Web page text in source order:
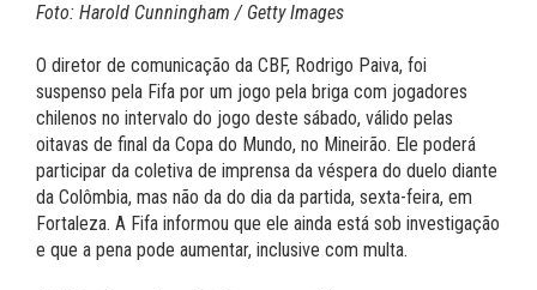
Foto: Harold Cunningham / Getty Images
O diretor de comunicação da CBF, Rodrigo Paiva, foi
suspenso pela Fifa por um jogo pela briga com jogadores
chilenos no intervalo do jogo deste sábado, válido pelas
oitavas de final da Copa do Mundo, no Mineirão. Ele poderá
participar da coletiva de imprensa da véspera do duelo diante
da Colômbia, mas não da do dia da partida, sexta-feira, em
Fortaleza. A Fifa informou que ele ainda está sob investigação
e que a pena pode aumentar, inclusive com multa.